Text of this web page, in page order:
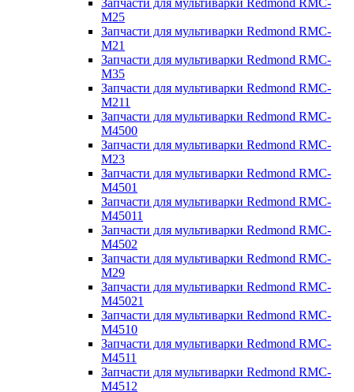
Запчасти для мультиварки Redmond RMC-
M25
Запчасти для мультиварки Redmond RMC-
M21
Запчасти для мультиварки Redmond RMC-
M35
Запчасти для мультиварки Redmond RMC-
M211
Запчасти для мультиварки Redmond RMC-
M4500
Запчасти для мультиварки Redmond RMC-
M23
Запчасти для мультиварки Redmond RMC-
M4501
Запчасти для мультиварки Redmond RMC-
M45011
Запчасти для мультиварки Redmond RMC-
M4502
Запчасти для мультиварки Redmond RMC-
M29
Запчасти для мультиварки Redmond RMC-
M45021
Запчасти для мультиварки Redmond RMC-
M4510
Запчасти для мультиварки Redmond RMC-
M4511
Запчасти для мультиварки Redmond RMC-
M4512